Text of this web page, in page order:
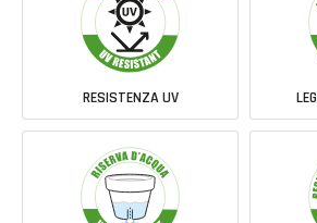
RESISTENZA UV